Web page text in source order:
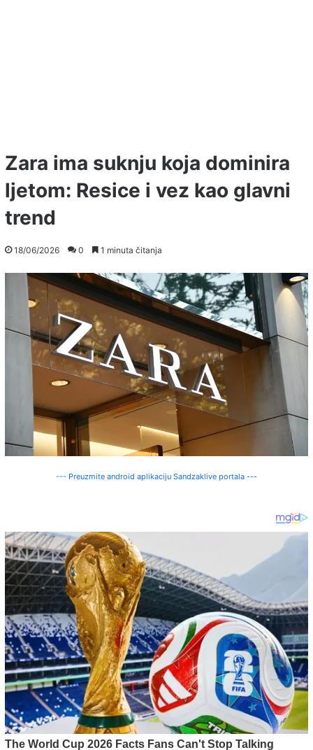
Zara ima suknju koja dominira
ljetom: Resice i vez kao glavni
trend
18/06/2026 0 1 minuta čitanja
--- Preuzmite android aplikaciju Sandzaklive portala ---